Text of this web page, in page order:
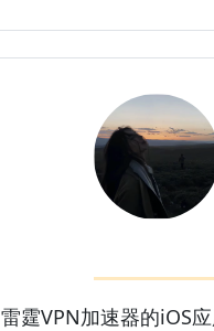
雷霆VPN加速器的iOS